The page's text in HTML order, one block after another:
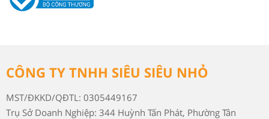
CÔNG TY TNHH SIÊU SIÊU NHỎ
MST/ĐKKD/QĐTL: 0305449167
Trụ Sở Doanh Nghiệp: 344 Huỳnh Tấn Phát, Phường Tân